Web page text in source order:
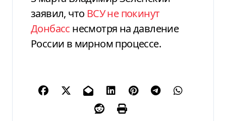
заявил, что ВСУ не покинут
Донбасс несмотря на давление
России в мирном процессе.